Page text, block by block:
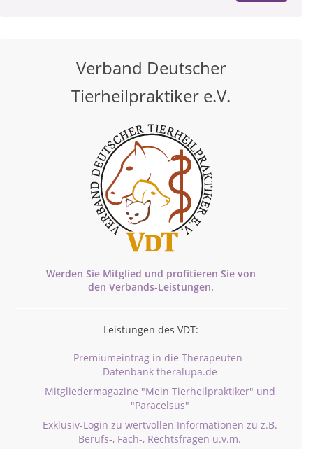
Verband Deutscher
Tierheilpraktiker e.V.
Werden Sie Mitglied und profitieren Sie von
den Verbands-Leistungen.
Leistungen des VDT:
Premiumeintrag in die Therapeuten-
Datenbank theralupa.de
Mitgliedermagazine "Mein Tierheilpraktiker" und
"Paracelsus"
Exklusiv-Login zu wertvollen Informationen zu z.B.
Berufs-, Fach-, Rechtsfragen u.v.m.